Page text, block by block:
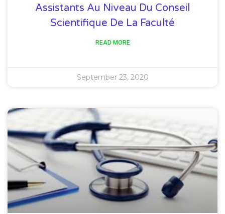
Assistants Au Niveau Du Conseil
Scientifique De La Faculté
READ MORE
September 23, 2020